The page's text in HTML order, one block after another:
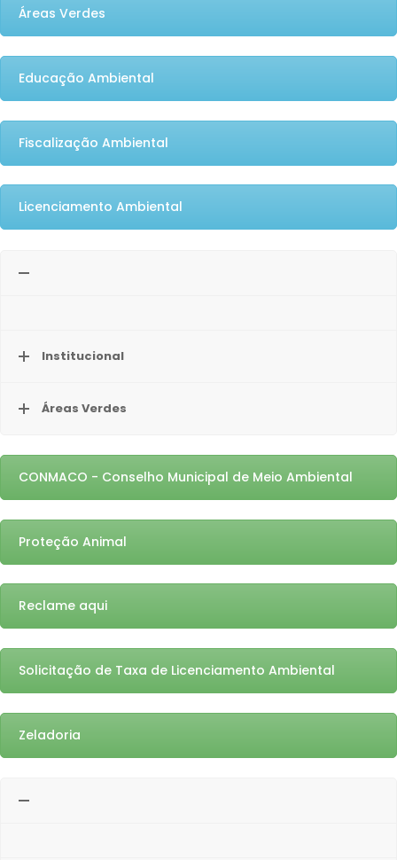
Áreas Verdes
Educação Ambiental
Fiscalização Ambiental
Licenciamento Ambiental
Institucional
Áreas Verdes
CONMACO - Conselho Municipal de Meio Ambiental
Proteção Animal
Reclame aqui
Solicitação de Taxa de Licenciamento Ambiental
Zeladoria